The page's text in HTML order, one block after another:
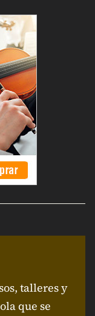
talleres y
que se